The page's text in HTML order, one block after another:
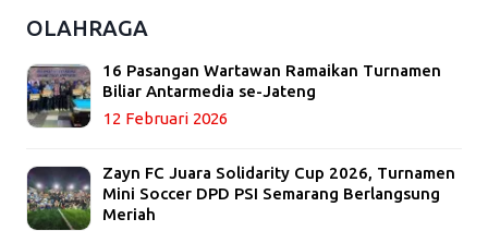
OLAHRAGA
16 Pasangan Wartawan Ramaikan Turnamen
Biliar Antarmedia se-Jateng
12 Februari 2026
Zayn FC Juara Solidarity Cup 2026, Turnamen
Mini Soccer DPD PSI Semarang Berlangsung
Meriah